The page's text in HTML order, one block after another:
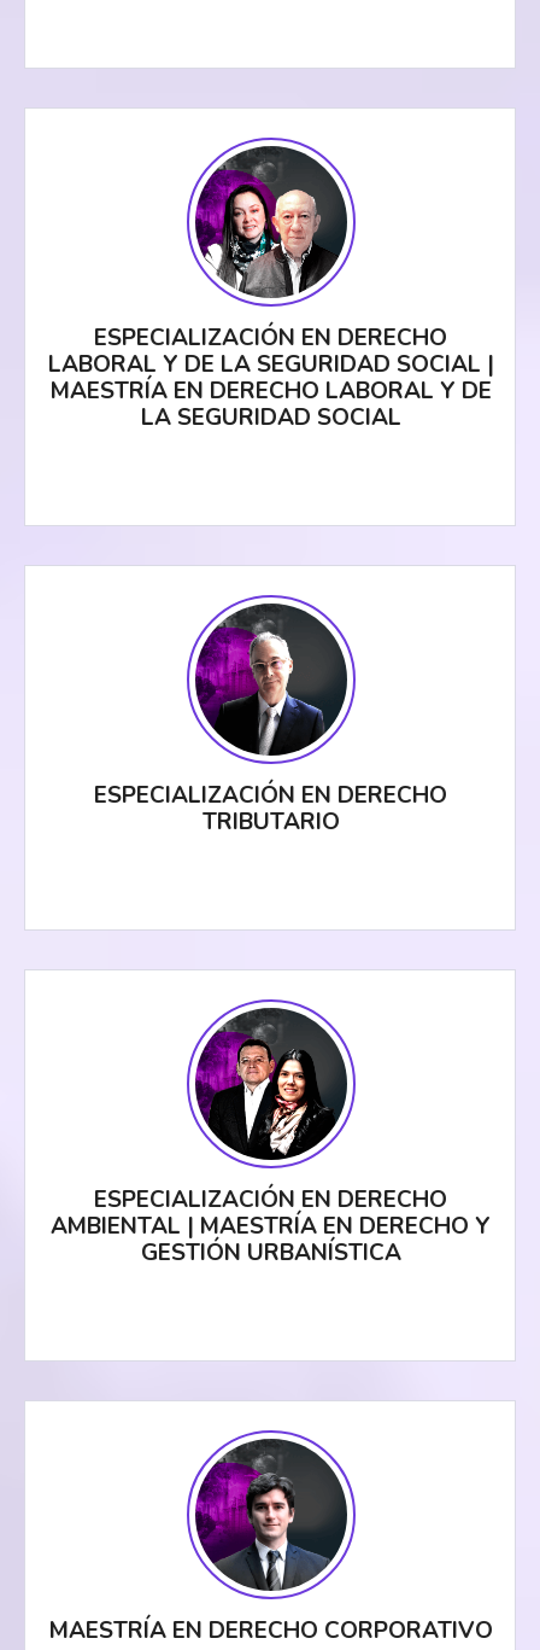
ESPECIALIZACIÓN EN DERECHO
LABORAL Y DE LA SEGURIDAD SOCIAL |
MAESTRÍA EN DERECHO LABORAL Y DE
LA SEGURIDAD SOCIAL
ESPECIALIZACIÓN EN DERECHO
TRIBUTARIO
ESPECIALIZACIÓN EN DERECHO
AMBIENTAL | MAESTRÍA EN DERECHO Y
GESTIÓN URBANÍSTICA
MAESTRÍA EN DERECHO CORPORATIVO